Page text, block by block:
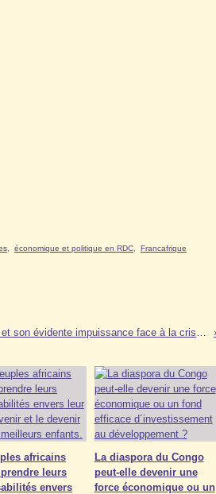
économique et politique en RDC Francafrique
Le G20 de Toronto…la politique et son évidente impuissance face à la crise ?
africains
leurs
envers
La diaspora du Congo
peut-elle devenir une
force économique ou un